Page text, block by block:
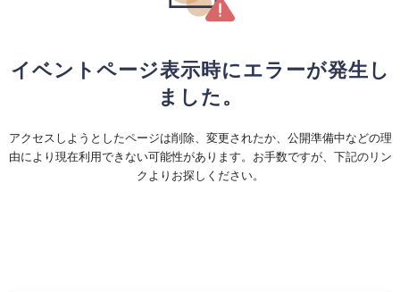
イベントページ表示時にエラーが発生し
ました。
アクセスしようとしたページは削除、変更されたか、公開準備中などの理
由により現在利用できない可能性があります。お手数ですが、下記のリン
クよりお探しください。